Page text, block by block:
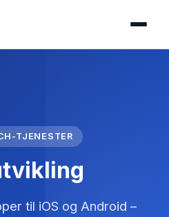
TJENESTER
til iOS og Android –